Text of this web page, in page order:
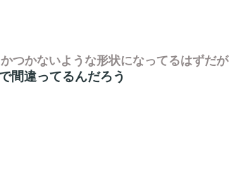
つかないような形状になってるはずだが
間違ってるんだろう